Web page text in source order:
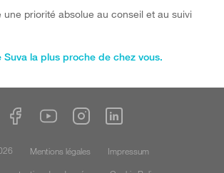
une priorité absolue au conseil et au suivi
Suva la plus proche de chez vous.
Mentions légales
Impressum